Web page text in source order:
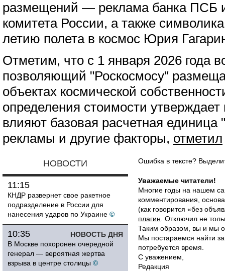
размещений — реклама банка ПСБ
комитета России, а также
летию полета в космос Юрия
Отметим, что с 1 января 2026 года
позволяющий "Роскосмосу"
объектах космической
определения стоимости
влияют базовая расчетная
рекламы и другие факторы, отметил
НОВОСТИ
11:15
КНДР развернет свое ракетное
подразделение в России для
нанесения ударов по Украине ©
НОВОСТЬ ДНЯ
10:35
В Москве похоронен очередной
генерал — вероятная жертва
взрыва в центре столицы ©
Ошибка в тексте?
Уважаемые читатели!
Многие годы на нашем
комментирования,
(как говорится «без
плагин . Отключил не
Таким образом, вы и мы
Мы постараемся найти
потребуется время.
С уважением,
Редакция